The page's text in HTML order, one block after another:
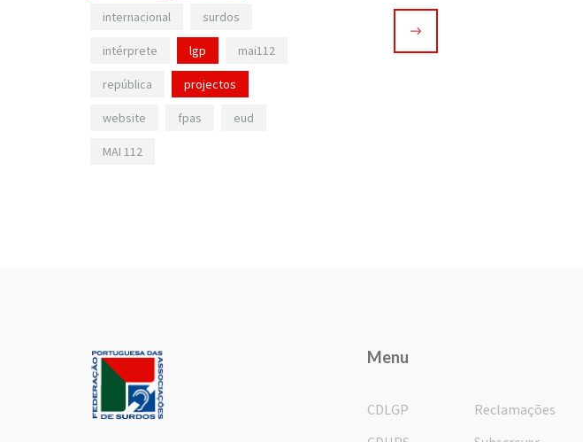
internacional surdos
intérprete lgp mai112
república projectos
website fpas eud
MAI 112
Menu
CDLGP
Reclamações